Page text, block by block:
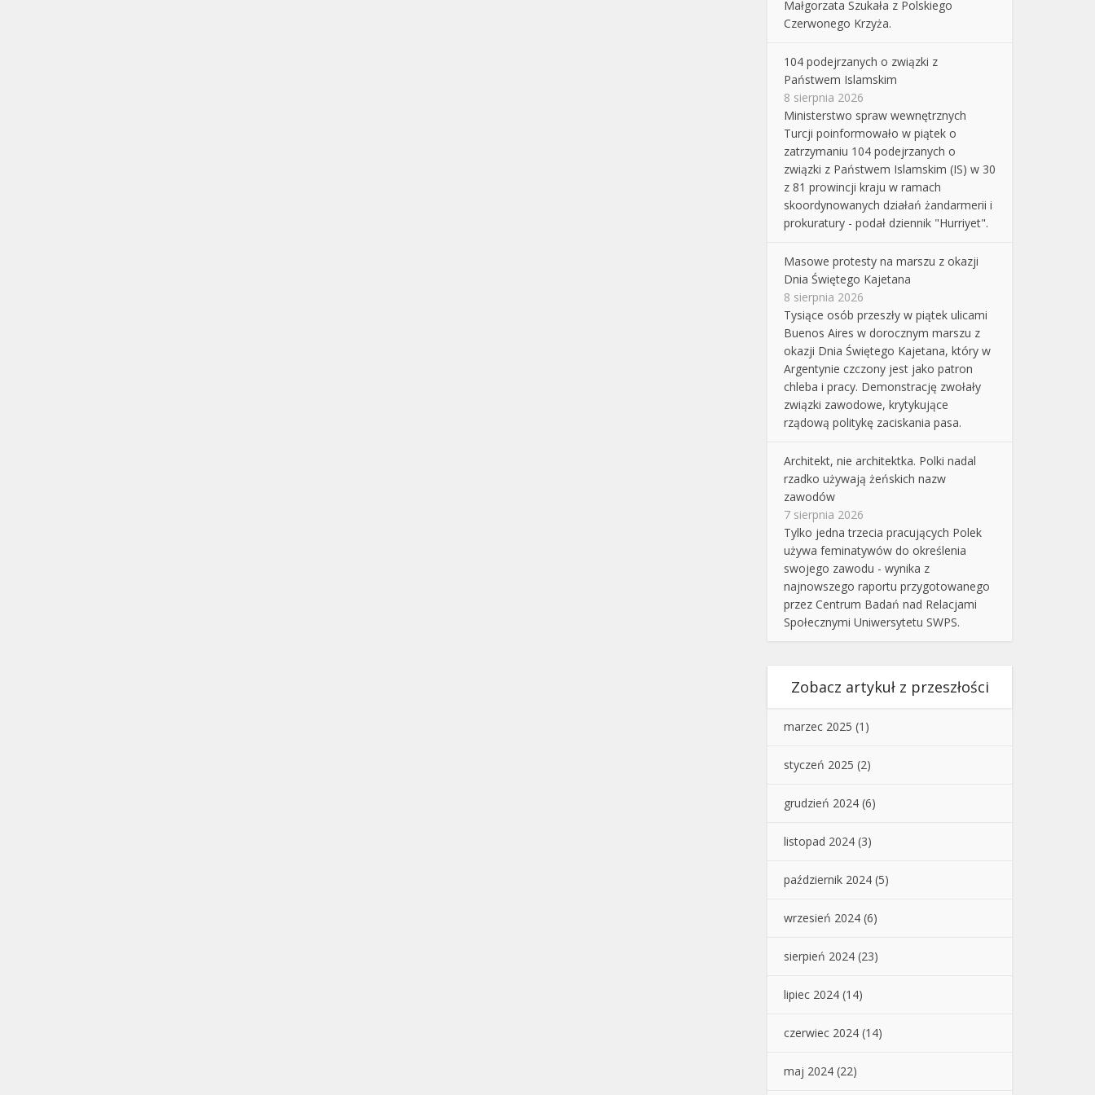
Małgorzata Szukała z Polskiego
Czerwonego Krzyża.
104 podejrzanych o związki z
Państwem Islamskim
8 sierpnia 2026
Ministerstwo spraw wewnętrznych
Turcji poinformowało w piątek o
zatrzymaniu 104 podejrzanych o
związki z Państwem Islamskim (IS) w 30
z 81 prowincji kraju w ramach
skoordynowanych działań żandarmerii i
prokuratury - podał dziennik "Hurriyet".
Masowe protesty na marszu z okazji
Dnia Świętego Kajetana
8 sierpnia 2026
Tysiące osób przeszły w piątek ulicami
Buenos Aires w dorocznym marszu z
okazji Dnia Świętego Kajetana, który w
Argentynie czczony jest jako patron
chleba i pracy. Demonstrację zwołały
związki zawodowe, krytykujące
rządową politykę zaciskania pasa.
Architekt, nie architektka. Polki nadal
rzadko używają żeńskich nazw
zawodów
7 sierpnia 2026
Tylko jedna trzecia pracujących Polek
używa feminatywów do określenia
swojego zawodu - wynika z
najnowszego raportu przygotowanego
przez Centrum Badań nad Relacjami
Społecznymi Uniwersytetu SWPS.
Zobacz artykuł z przeszłości
marzec 2025 (1)
styczeń 2025 (2)
grudzień 2024 (6)
listopad 2024 (3)
październik 2024 (5)
wrzesień 2024 (6)
sierpień 2024 (23)
lipiec 2024 (14)
czerwiec 2024 (14)
maj 2024 (22)